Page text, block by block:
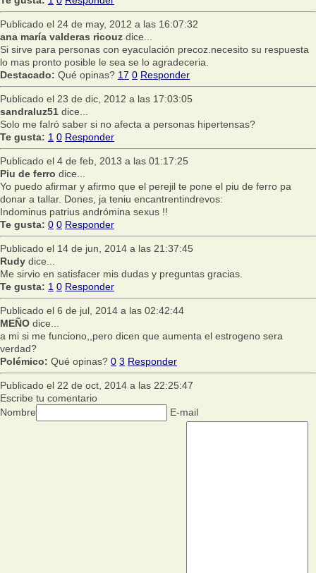
Publicado el 24 de may, 2012 a las 16:07:32
ana maría valderas ricouz dice...
Si sirve para personas con eyaculación precoz.necesito su respuesta
lo mas pronto posible le sea se lo agradeceria.
Destacado: Qué opinas? 17 0 Responder
Publicado el 23 de dic, 2012 a las 17:03:05
sandraluz51 dice...
Solo me falró saber si no afecta a personas hipertensas?
Te gusta: 1 0 Responder
Publicado el 4 de feb, 2013 a las 01:17:25
Piu de ferro dice...
Yo puedo afirmar y afirmo que el perejil te pone el piu de ferro pa
donar a tallar. Dones, ja teniu encantrentindrevos:
Indominus patrius andrómina sexus !!
Te gusta: 0 0 Responder
Publicado el 14 de jun, 2014 a las 21:37:45
Rudy dice...
Me sirvio en satisfacer mis dudas y preguntas gracias.
Te gusta: 1 0 Responder
Publicado el 6 de jul, 2014 a las 02:42:44
MEÑO dice...
a mi si me funciono,,pero dicen que aumenta el estrogeno sera
verdad?
Polémico: Qué opinas? 0 3 Responder
Publicado el 22 de oct, 2014 a las 22:25:47
Escribe tu comentario
Nombre
E-mail